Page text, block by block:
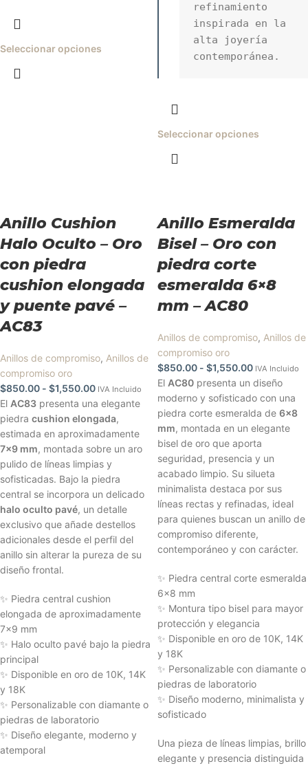
Seleccionar opciones
refinamiento
inspirada en la
alta joyería
contemporánea.
Seleccionar opciones
Anillo Cushion
Halo Oculto – Oro
con piedra
cushion elongada
y puente pavé –
AC83
Anillos de compromiso, Anillos de
compromiso oro
$850.00 - $1,550.00 IVA Incluido
El AC83 presenta una elegante
piedra cushion elongada,
estimada en aproximadamente
7x9 mm, montada sobre un aro
pulido de líneas limpias y
sofisticadas. Bajo la piedra
central se incorpora un delicado
halo oculto pavé, un detalle
exclusivo que añade destellos
adicionales desde el perfil del
anillo sin alterar la pureza de su
diseño frontal.
✨ Piedra central cushion
elongada de aproximadamente
7x9 mm
✨ Halo oculto pavé bajo la piedra
principal
✨ Disponible en oro de 10K, 14K
y 18K
✨ Personalizable con diamante o
piedras de laboratorio
✨ Diseño elegante, moderno y
atemporal
Anillo Esmeralda
Bisel – Oro con
piedra corte
esmeralda 6×8
mm – AC80
Anillos de compromiso, Anillos de
compromiso oro
$850.00 - $1,550.00 IVA Incluido
El AC80 presenta un diseño
moderno y sofisticado con una
piedra corte esmeralda de 6x8
mm, montada en un elegante
bisel de oro que aporta
seguridad, presencia y un
acabado limpio. Su silueta
minimalista destaca por sus
líneas rectas y refinadas, ideal
para quienes buscan un anillo de
compromiso diferente,
contemporáneo y con carácter.
✨ Piedra central corte esmeralda
6x8 mm
✨ Montura tipo bisel para mayor
protección y elegancia
✨ Disponible en oro de 10K, 14K
y 18K
✨ Personalizable con diamante o
piedras de laboratorio
✨ Diseño moderno, minimalista y
sofisticado
Una pieza de líneas limpias, brillo
elegante y presencia distinguida